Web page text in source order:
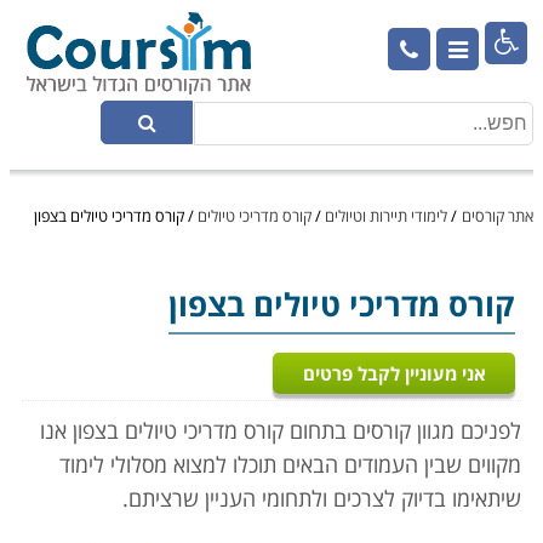

אתר קורסים /לימודי תיירות וטיולים /קורס מדריכי טיולים /קורס מדריכי טיולים בצפון
קורס מדריכי טיולים בצפון
אני מעוניין לקבל פרטים
לפניכם מגוון קורסים בתחום קורס מדריכי טיולים בצפון אנו
מקווים שבין העמודים הבאים תוכלו למצוא מסלולי לימוד
שיתאימו בדיוק לצרכים ולתחומי העניין שרציתם.